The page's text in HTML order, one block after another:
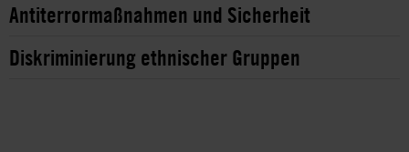
Antiterrormaßnahmen und Sicherheit
Diskriminierung ethnischer Gruppen